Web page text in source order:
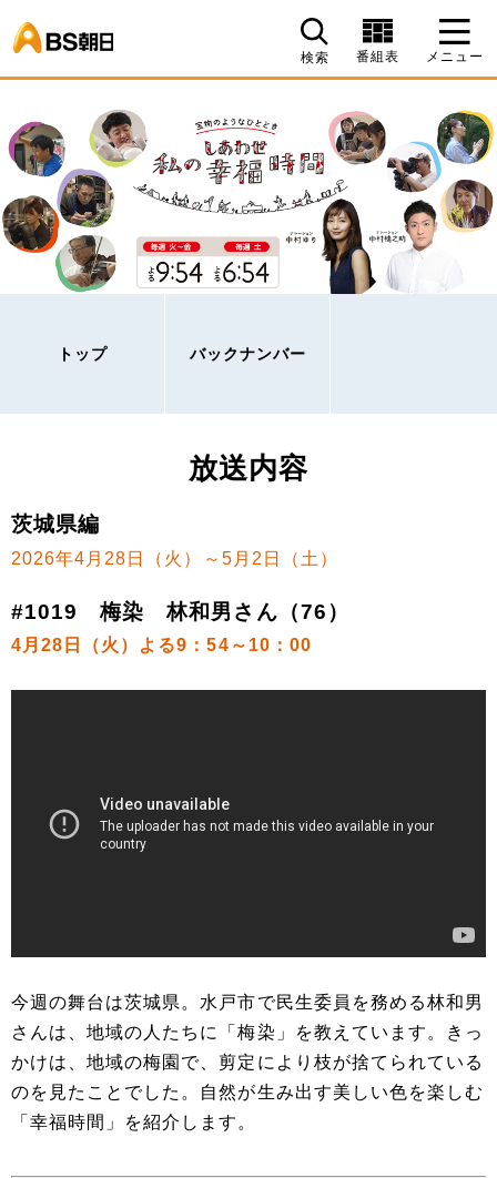
検索 番組表 メニュー
トップ バックナンバー
放送内容
茨城県編
2026年4月28日（火）～5月2日（土）
#1019 梅染 林和男さん（76）
4月28日（火）よる9：54～10：00
今週の舞台は茨城県。水戸市で民生委員を務める林和男
さんは、地域の人たちに「梅染」を教えています。きっ
かけは、地域の梅園で、剪定により枝が捨てられている
のを見たことでした。自然が生み出す美しい色を楽しむ
「幸福時間」を紹介します。